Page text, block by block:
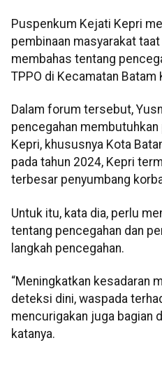
Puspenkum Kejati Kepri
pembinaan masyarakat
membahas tentang
TPPO di Kecamatan Batam
Dalam forum tersebut,
pencegahan
Kepri, khususnya Kota
pada tahun 2024, Kepri
terbesar penyumbang
Untuk itu, kata dia, perlu
tentang pencegahan dan
langkah pencegahan.
“Meningkatkan kesadaran
deteksi dini, waspada
mencurigakan juga bagian
katanya.